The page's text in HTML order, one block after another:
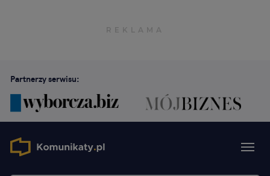
Partnerzy serwisu: